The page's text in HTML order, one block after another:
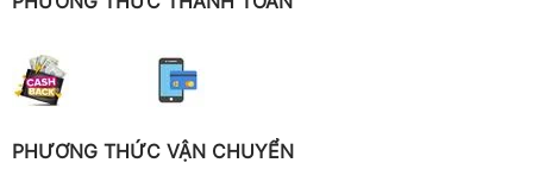
PHƯƠNG THỨC VẬN CHUYỂN